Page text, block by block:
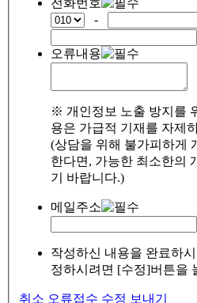
-
오류내용
※ 개인정보 노출 방지를
용은 가급적 기재를 자제
(상담을 위해 불가피하게
한다면, 가능한 최소한의
기 바랍니다.)
메일주소
작성하신 내용을 완료하
정하시려면 [수정]버튼을
취소 오류접수 수정 보내기